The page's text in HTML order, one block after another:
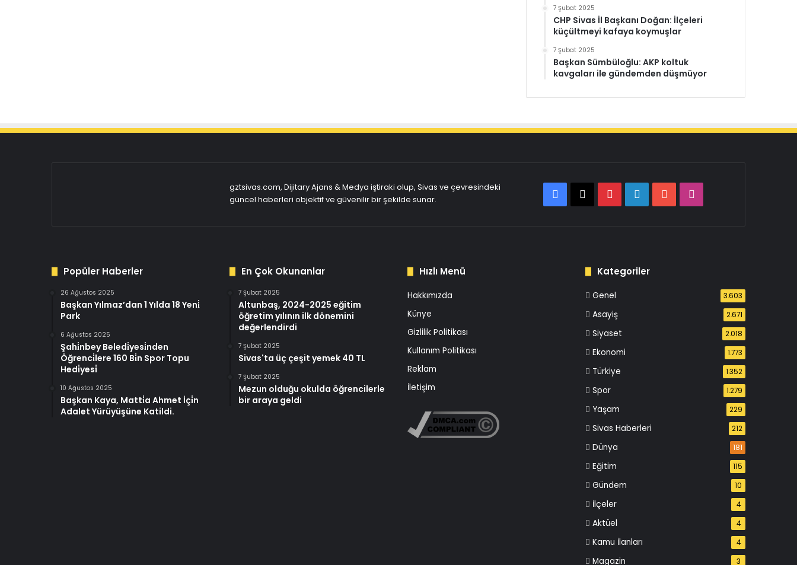
7 Şubat 2025
CHP Sivas İl Başkanı Doğan: İlçeleri
küçültmeyi kafaya koymuşlar
7 Şubat 2025
Başkan Sümbüloğlu: AKP koltuk
kavgaları ile gündemden düşmüyor
gztsivas.com, Dijitary Ajans & Medya iştiraki olup, Sivas ve çevresindeki
güncel haberleri objektif ve güvenilir bir şekilde sunar.
Facebook
X PinterestLinkedInYouTube
Popüler Haberler
26 Ağustos 2025
Başkan Yılmaz’dan 1 Yılda 18 Yeni̇
Park
6 Ağustos 2025
Şahi̇nbey Beledi̇yesi̇nden
Öğrenci̇lere 160 Bi̇n Spor Topu
Hedi̇yesi̇
10 Ağustos 2025
Başkan Kaya, Matti̇a Ahmet İçi̇n
Adalet Yürüyüşüne Katildi.
En Çok Okunanlar
7 Şubat 2025
Altunbaş, 2024-2025 eğitim
öğretim yılının ilk dönemini
değerlendirdi
7 Şubat 2025
Sivas'ta üç çeşit yemek 40 TL
7 Şubat 2025
Mezun olduğu okulda öğrencilerle
bir araya geldi
Hızlı Menü
Hakkımızda
Künye
Gizlilik Politikası
Kullanım Politikası
Reklam
İletişim
Kategoriler
Genel 3.603
Asayiş 2.671
Siyaset 2.018
Ekonomi 1.773
Türkiye 1.352
Spor 1.279
Yaşam 229
Sivas Haberleri 212
Dünya 181
Eğitim 115
Gündem 10
İlçeler 4
Aktüel 4
Kamu İlanları 4
Magazin 3